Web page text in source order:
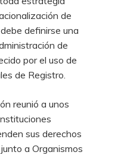
de
definirse una
de
por el uso de
de Registro.
reunió a unos
sus derechos
a Organismos